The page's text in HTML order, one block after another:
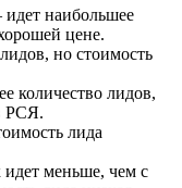
наибольшее
цене.
но стоимость
количество лидов,
РСЯ.
лида
меньше, чем с